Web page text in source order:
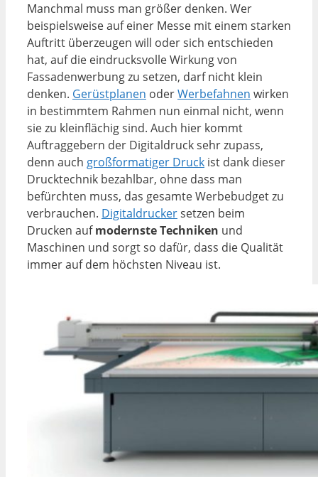
Manchmal muss man größer denken. Wer
beispielsweise auf einer Messe mit einem starken
Auftritt überzeugen will oder sich entschieden
hat, auf die eindrucksvolle Wirkung von
Fassadenwerbung zu setzen, darf nicht klein
denken. Gerüstplanen oderWerbefahnen wirken
in bestimmtem Rahmen nun einmal nicht, wenn
sie zu kleinflächig sind. Auch hier kommt
Auftraggebern der Digitaldruck sehr zupass,
denn auch großformatiger Druck ist dank dieser
Drucktechnik bezahlbar, ohne dass man
befürchten muss, das gesamte Werbebudget zu
verbrauchen. Digitaldruckersetzen beim
Drucken aufmodernste Techniken und
Maschinen und sorgt so dafür, dass die Qualität
immer auf dem höchsten Niveau ist.